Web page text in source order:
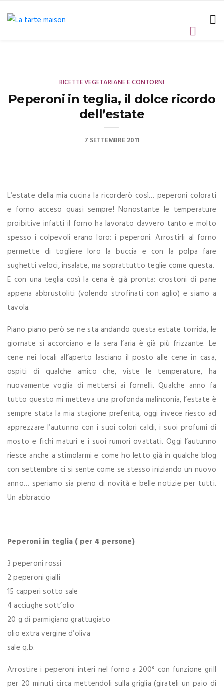
RICETTE VEGETARIANE E CONTORNI
Peperoni in teglia, il dolce ricordo
dell’estate
7 SETTEMBRE 2011
L’estate della mia cucina la ricorderò così… peperoni colorati
e forno acceso quasi sempre! Nonostante le temperature
proibitive infatti il forno ha lavorato davvero tanto e molto
spesso i colpevoli erano loro: i peperoni. Arrostirli al forno
permette di togliere loro la buccia e con la polpa fare
sughetti veloci, insalate, ma soprattutto teglie come questa.
E con una teglia così la cena è già pronta: crostoni di pane
appena abbrustoliti (volendo strofinati con aglio) e siamo a
tavola.
Piano piano però se ne sta andando questa estate torrida, le
giornate si accorciano e la sera l’aria è già più frizzante. Le
cene nei locali all’aperto lasciano il posto alle cene in casa,
ospiti di qualche amico che, viste le temperature, ha
nuovamente voglia di mettersi ai fornelli. Qualche anno fa
tutto questo mi metteva una profonda malinconia, l’estate è
sempre stata la mia stagione preferita, oggi invece riesco ad
apprezzare l’autunno con i suoi colori caldi, i suoi profumi di
mosto e fichi maturi e i suoi rumori ovattati. Oggi l’autunno
riesce anche a stimolarmi e come ho letto già in qualche blog
con settembre ci si sente come se stesso iniziando un nuovo
anno… speriamo sia pieno di novità e belle notizie per tutti.
Un abbraccio
Peperoni in teglia ( per 4 persone)
3 peperoni rossi
2 peperoni gialli
15 capperi sotto sale
4 acciughe sott’olio
20 g di parmigiano grattugiato
olio extra vergine d’oliva
sale q.b.
Arrostire i peperoni interi nel forno a 200° con funzione grill
per 20 minuti circa mettendoli sulla griglia (girateli un paio di